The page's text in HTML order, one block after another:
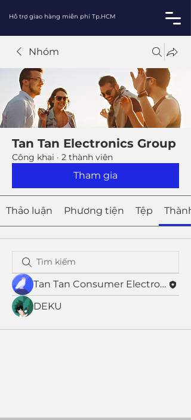
Hỗ trợ giao hàng miễn phí Tp.HCM
Nhóm
Tan Tan Electronics Group
Công khai · 2 thành viên
Tham gia
Thảo luận Phương tiện Tệp
Tan Tan Consumer Electronics
DEKU